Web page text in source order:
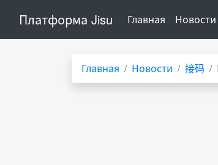
Платформа Jisu Главная (current)
Новости
Главная Новости 接码